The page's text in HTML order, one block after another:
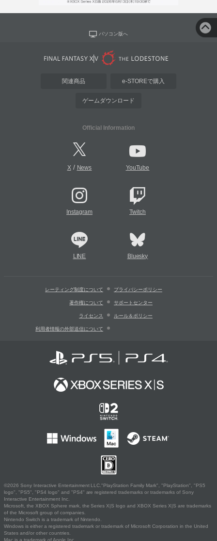
パソコン版へ
関連商品 e-STOREで購入
ゲームダウンロード
Official Information
X/ News YouTube
Instagram Twitch
LINE Bluesky
レーティング制度について プライバシーポリシー
著作権について サポートセンター
ライセンス ルール＆ポリシー
利用者情報の外部送信について
©2026 Sony Interactive Entertainment LLC."PlayStation Family Mark", "PlayStation", "PS5
logo", "PS5", "PS4 logo" and "PS4" are registered trademarks or trademarks of Sony
Interactive Entertainment Inc.
Microsoft, the XBOX Sphere mark, the Series X|S logo and XBOX Series X|S are trademarks
of the Microsoft group of companies.
Nintendo Switch is a trademark of Nintendo.
Windows is either a registered trademark or trademark of Microsoft Corporation in the United
States and/or other countries.
Mac is a trademark of Apple Inc.